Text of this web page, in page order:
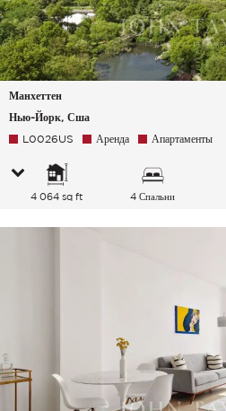
Манхеттен
Нью-Йорк, Сша
L0026US Аренда Апартаменты
4 064 sq ft 4 Спальни